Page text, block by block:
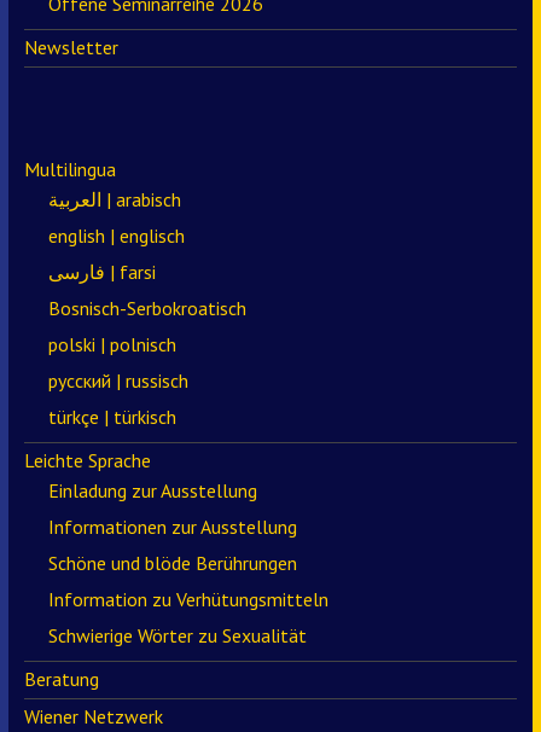
Newsletter
Multilingua
العربية | arabisch
english | englisch
فارسی | farsi
Bosnisch-Serbokroatisch
polski | polnisch
русский | russisch
türkçe | türkisch
Leichte Sprache
Einladung zur Ausstellung
Informationen zur Ausstellung
Schöne und blöde Berührungen
Information zu Verhütungsmitteln
Schwierige Wörter zu Sexualität
Beratung
Wiener Netzwerk